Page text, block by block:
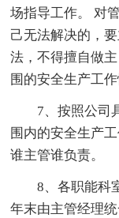
场指导工作。 对
己无法解决的，
法，不得擅自做
围的安全生产工
7、按照公司
围内的安全生产
谁主管谁负责。
8、各职能科
年末由主管经理